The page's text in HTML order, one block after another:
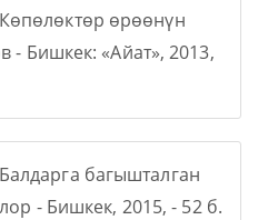
Көпөлөктөр өрөөнүн
- Бишкек: «Айат», 2013,
багышталган
- Бишкек, 2015, - 52 б.